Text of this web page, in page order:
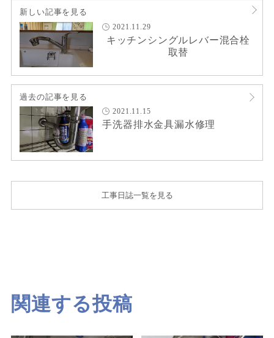
新しい記事を見る
2021.11.29
キッチンシングルレバー混合栓
取替
過去の記事を見る
2021.11.15
手洗器排水金具漏水修理
工事日誌一覧を見る
関連する投稿